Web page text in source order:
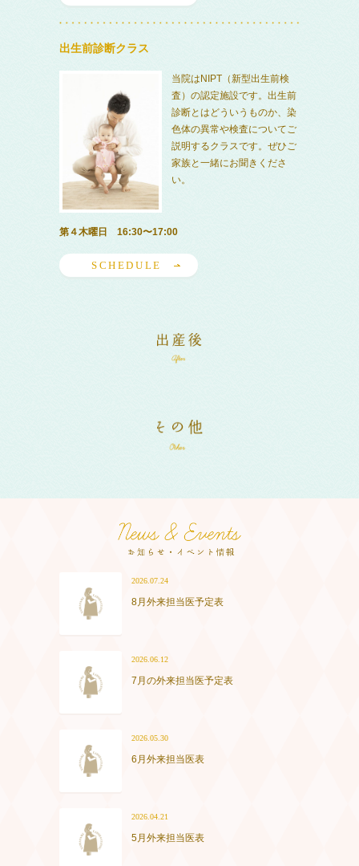
出生前診断クラス
当院はNIPT（新型出生前検
査）の認定施設です。出生前
診断とはどういうものか、染
色体の異常や検査についてご
説明するクラスです。ぜひご
家族と一緒にお聞きくださ
い。
第４木曜日 16:30〜17:00
SCHEDULE
2026.07.24
8月外来担当医予定表
2026.06.12
7月の外来担当医予定表
2026.05.30
6月外来担当医表
2026.04.21
5月外来担当医表